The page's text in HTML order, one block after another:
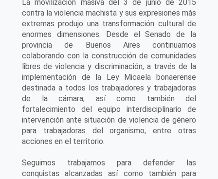
La movilización masiva del 3 de junio de 2015
contra la violencia machista y sus expresiones más
extremas produjo una transformación cultural de
enormes dimensiones. Desde el Senado de la
provincia de Buenos Aires continuamos
colaborando con la construcción de comunidades
libres de violencia y discriminación, a través de la
implementación de la Ley Micaela bonaerense
destinada a todos los trabajadores y trabajadoras
de la cámara, así como también del
fortalecimiento del equipo interdisciplinario de
intervención ante situación de violencia de género
para trabajadoras del organismo, entre otras
acciones en el territorio.
Seguimos trabajamos para defender las
conquistas alcanzadas así como también para